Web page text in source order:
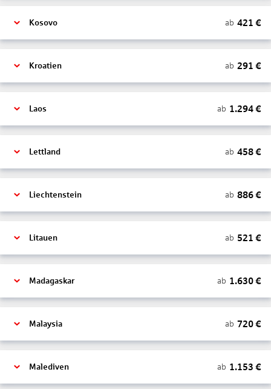
Kosovo ab 421 €
Kroatien ab 291 €
Laos ab 1.294€
Lettland ab 458€
Liechtenstein ab 886€
Litauen ab 521 €
Madagaskar ab 1.630€
Malaysia ab 720€
Malediven ab 1.153 €